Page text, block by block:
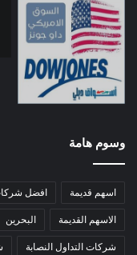
وسوم هامة
اسهم قديمة افضل شركات
الاسهم القديمة البحرين
شركات التداول النصابة